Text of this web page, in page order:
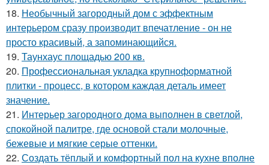
18. Необычный загородный дом с эффектным
интерьером сразу производит впечатление - он не
просто красивый, а запоминающийся.
19. Таунхаус площадью 200 кв.
20. Профессиональная укладка крупноформатной
плитки - процесс, в котором каждая деталь имеет
значение.
21. Интерьер загородного дома выполнен в светлой,
спокойной палитре, где основой стали молочные,
бежевые и мягкие серые оттенки.
22. Создать тёплый и комфортный пол на кухне вполне